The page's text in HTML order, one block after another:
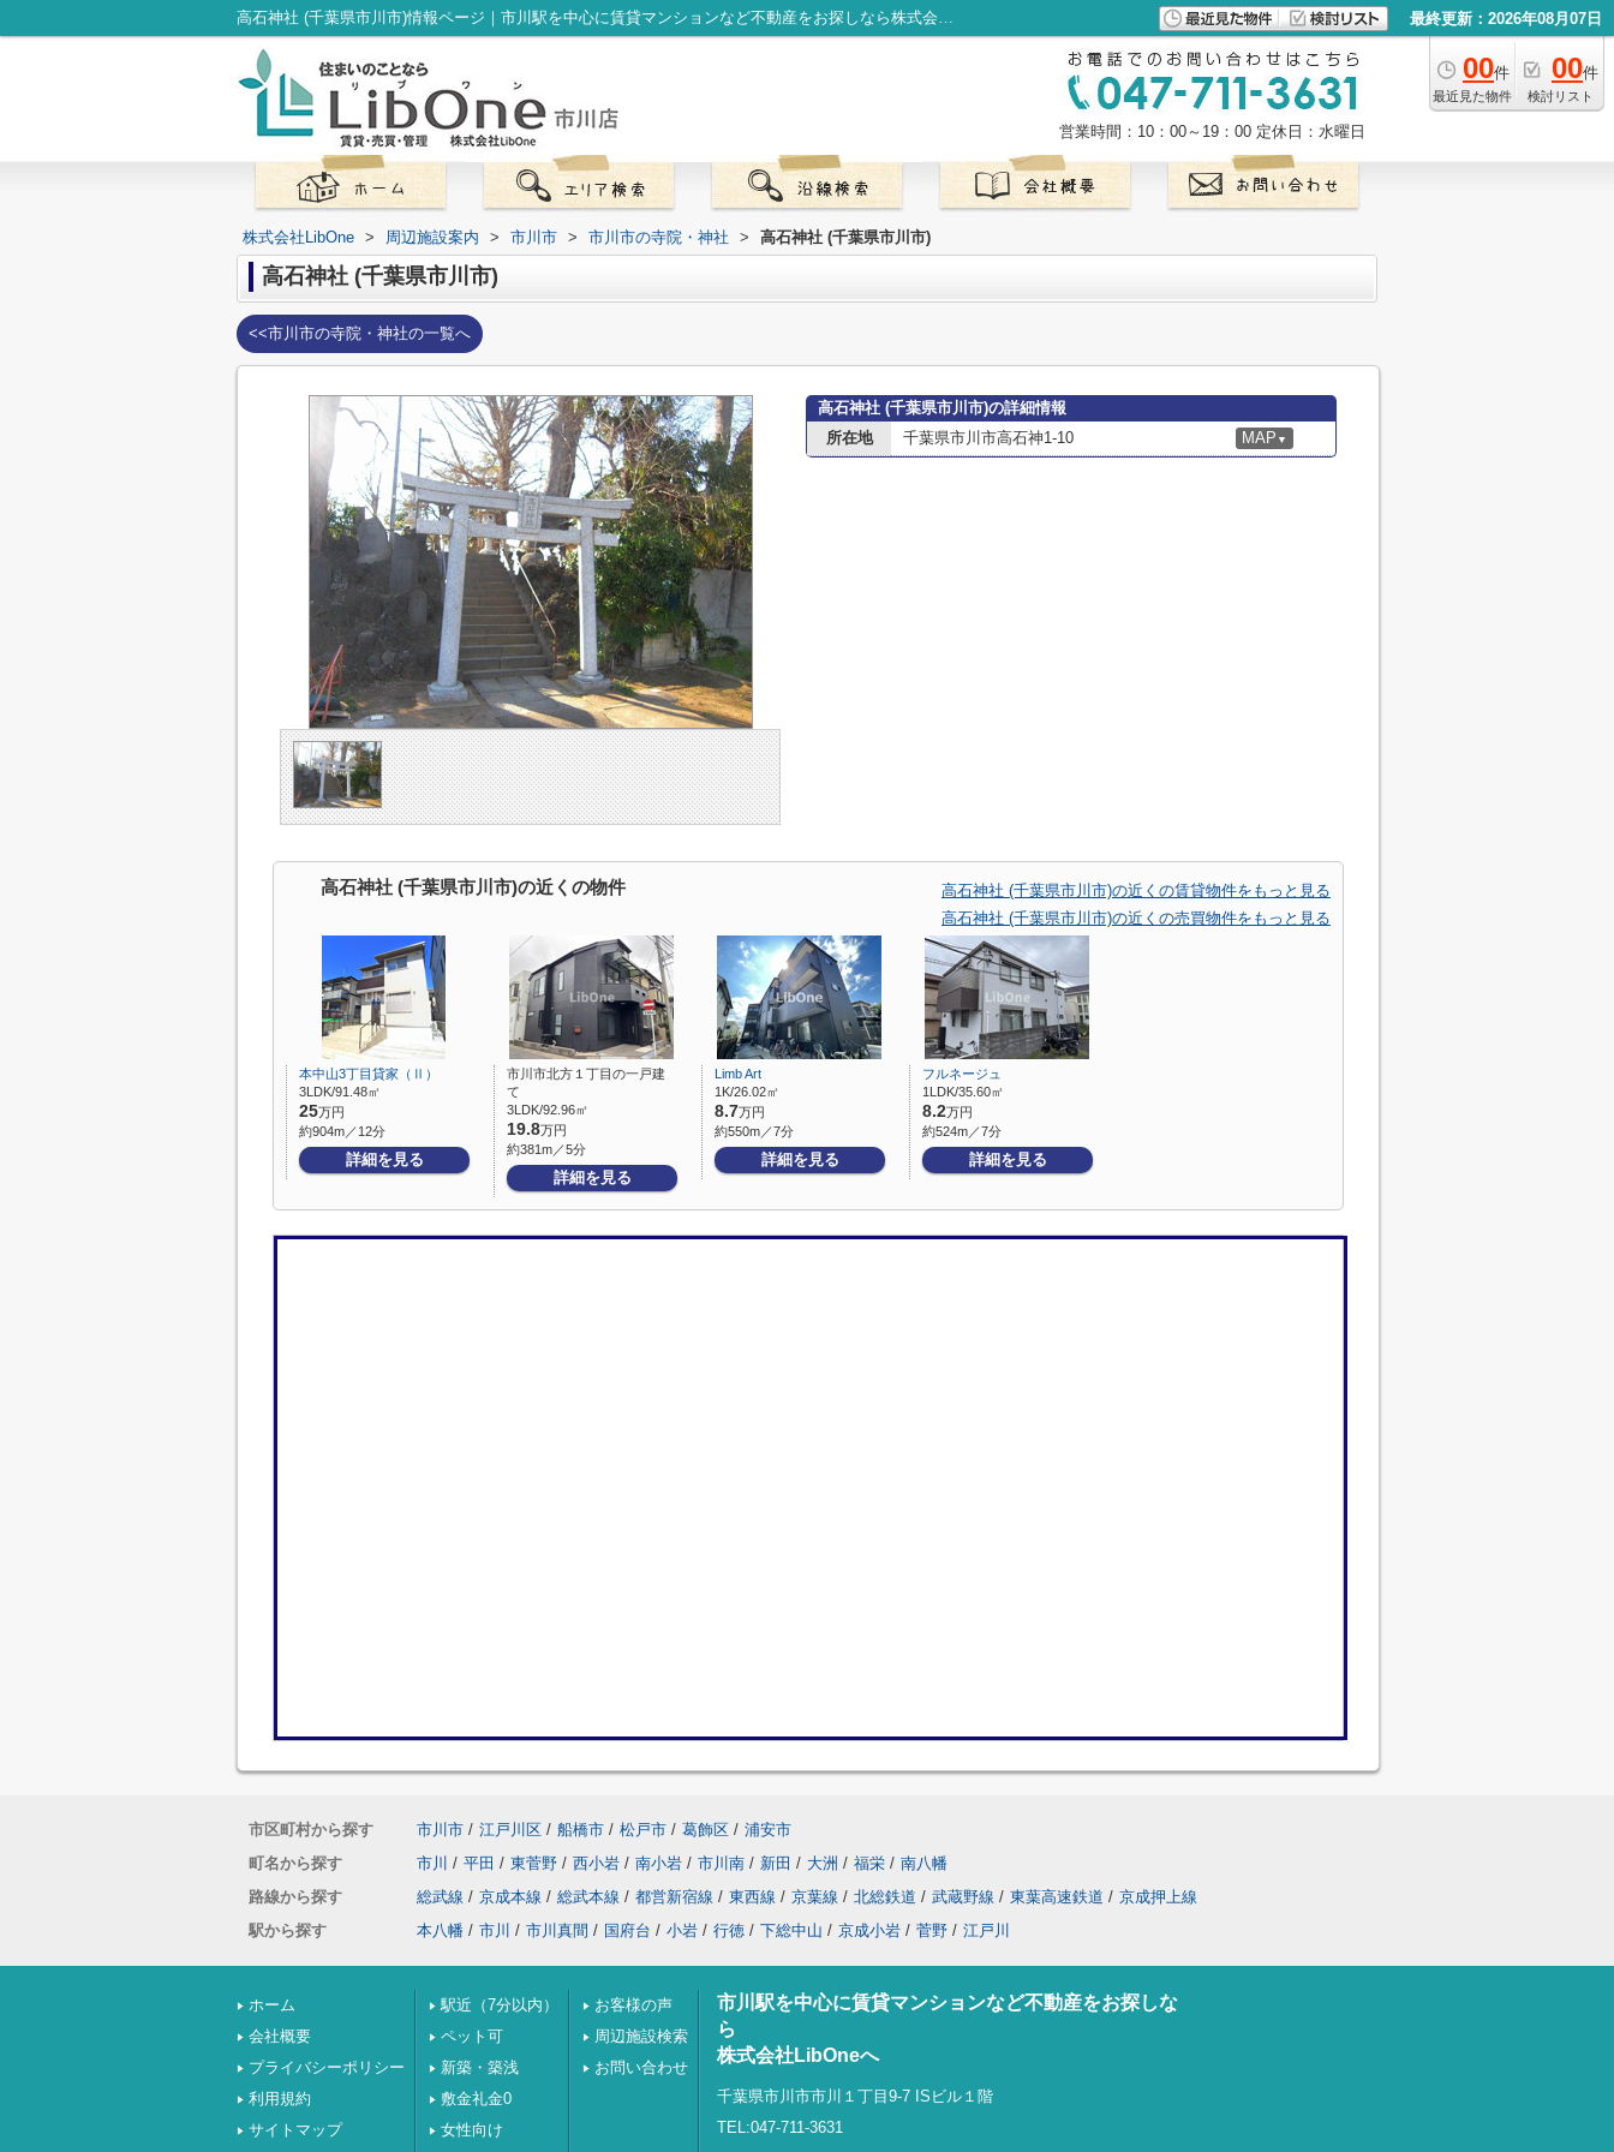
高石神社 (千葉県市川市)情報ページ｜市川駅を中心に賃貸マンションなど不動産をお探しなら株式会社LibOneへ 最終更新：2026年08月07日
00件
最近見た物件
00件
検討リスト
営業時間：10：00～19：00 定休日：水曜日
株式会社LibOne > 周辺施設案内 > 市川市 > 市川市の寺院・神社 > 高石神社 (千葉県市川市)
高石神社 (千葉県市川市)
<<市川市の寺院・神社の一覧へ
高石神社 (千葉県市川市)の詳細情報
所在地
千葉県市川市高石神1-10 MAP ▼
高石神社 (千葉県市川市)の近くの物件
高石神社 (千葉県市川市)の近くの賃貸物件をもっと見る
高石神社 (千葉県市川市)の近くの売買物件をもっと見る
本中山3丁目貸家（Ⅱ）
3LDK/91.48㎡
25万円
約904m／12分
詳細を見る
市川市北方１丁目の一戸建
て
3LDK/92.96㎡
19.8万円
約381m／5分
詳細を見る
Limb Art
1K/26.02㎡
8.7万円
約550m／7分
詳細を見る
フルネージュ
1LDK/35.60㎡
8.2万円
約524m／7分
詳細を見る
市区町村から探す 市川市 / 江戸川区 / 船橋市 / 松戸市 / 葛飾区 / 浦安市
町名から探す
市川 / 平田 / 東菅野 / 西小岩 / 南小岩 / 市川南 / 新田 / 大洲 / 福栄 / 南八幡
路線から探す
総武線 / 京成本線 / 総武本線 / 都営新宿線 / 東西線 / 京葉線 / 北総鉄道 / 武蔵野線 / 東葉高速鉄道 / 京成押上線
駅から探す
本八幡 / 市川 / 市川真間 / 国府台 / 小岩 / 行徳 / 下総中山 / 京成小岩 / 菅野 / 江戸川
ホーム
会社概要
プライバシーポリシー
利用規約
サイトマップ
駅近（7分以内）
ペット可
新築・築浅
敷金礼金0
女性向け
お客様の声
周辺施設検索
お問い合わせ
市川駅を中心に賃貸マンションなど不動産をお探しな
ら
株式会社LibOneへ
千葉県市川市市川１丁目9-7 ISビル１階
TEL:047-711-3631